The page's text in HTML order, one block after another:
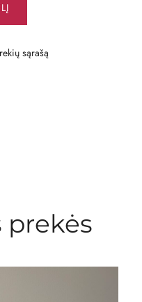
sąrašą
prekės